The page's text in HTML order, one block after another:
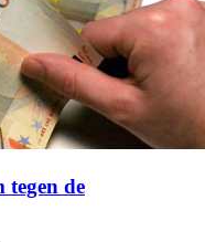
tegen de